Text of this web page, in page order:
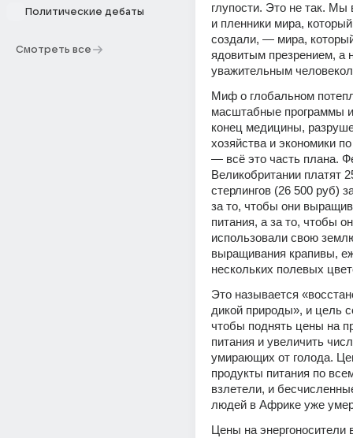
Политические дебаты
Смотреть все
глупости. Это не так.
и пленники мира,
создали, — мира,
ядовитым презрением, а
уважительным
Миф о глобальном
масштабные программы
конец медицины,
хозяйства и экономики
— всё это часть плана.
Великобритании платят
стерлингов (26 500 руб)
за то, чтобы они
питания, а за то, чтобы
использовали свою
выращивания крапивы,
нескольких полевых
Это называется
дикой природы», и цель
чтобы поднять цены на
питания и увеличить
умирающих от голода.
продукты питания по
взлетели, и
людей в Африке уже
Цены на энергоносители